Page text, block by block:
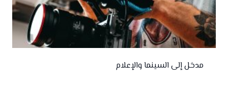
مدخل إلى السينما والإعلام